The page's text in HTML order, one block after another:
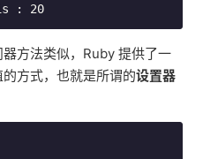
方法类似，Ruby 提供了一
方式，也就是所谓的设置器